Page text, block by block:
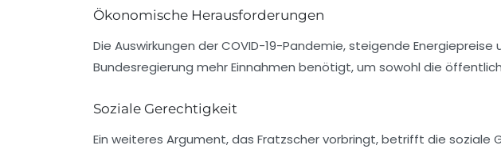
Ökonomische Herausforderungen
Die Auswirkungen der COVID-19-Pandemie, steigende
Bundesregierung mehr Einnahmen benötigt, um sowohl die
Soziale Gerechtigkeit
Ein weiteres Argument, das Fratzscher vorbringt, betrifft die soziale